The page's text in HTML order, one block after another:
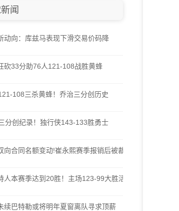
闻
动向：库兹马表现下滑交易价码降
砍33分助76人121-108战胜黄蜂
108三杀黄蜂！乔治三分创历史
分创纪录！独行侠143-133胜勇士
向合同名额变动!崔永熙赛季报销后被裁
人本赛季达到20胜！主场123-99大胜活塞
续巴特勒或将明年夏窗离队寻求顶薪